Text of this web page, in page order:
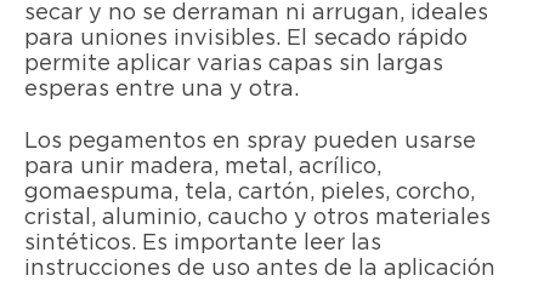
secar y no se derraman ni arrugan, ideales
para uniones invisibles. El secado rápido
permite aplicar varias capas sin largas
esperas entre una y otra.
Los pegamentos en spray pueden usarse
para unir madera, metal, acrílico,
gomaespuma, tela, cartón, pieles, corcho,
cristal, aluminio, caucho y otros materiales
sintéticos. Es importante leer las
instrucciones de uso antes de la aplicación